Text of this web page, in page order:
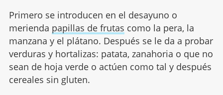
Primero se introducen en el desayuno o
merienda papillas de frutas como la pera, la
manzana y el plátano. Después se le da a probar
verduras y hortalizas: patata, zanahoria o que no
sean de hoja verde o actúen como tal y después
cereales sin gluten.